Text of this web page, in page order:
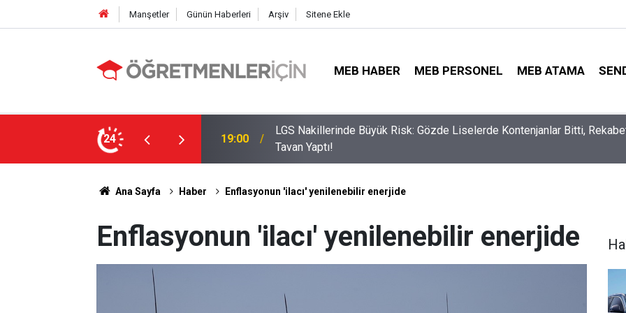
Manşetler Günün Haberleri Arşiv Sitene Ekle
MEB HABER MEB PERSONEL MEB ATAMA
24
Liselerde Kontenjanlar Bitti, Rekabet
09:05 İlçe Milli Eğitim Müdürü Ataması Yapıldı
Ana Sayfa Haber Enflasyonun 'ilacı' yenilenebilir enerjide
Enflasyonun 'ilacı' yenilenebilir enerjide